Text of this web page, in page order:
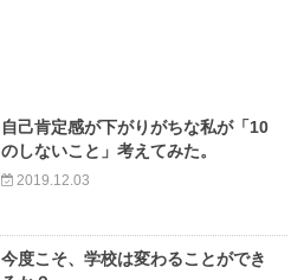
自己肯定感が下がりがちな私が「10
のしないこと」考えてみた。
2019.12.03
今度こそ、学校は変わることができ